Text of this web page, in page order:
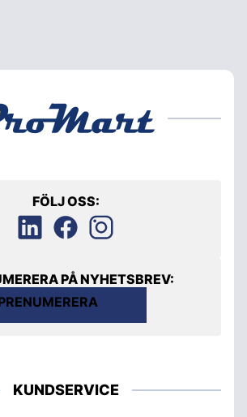
FÖLJ OSS:
PÅ NYHETSBREV:
KUNDSERVICE